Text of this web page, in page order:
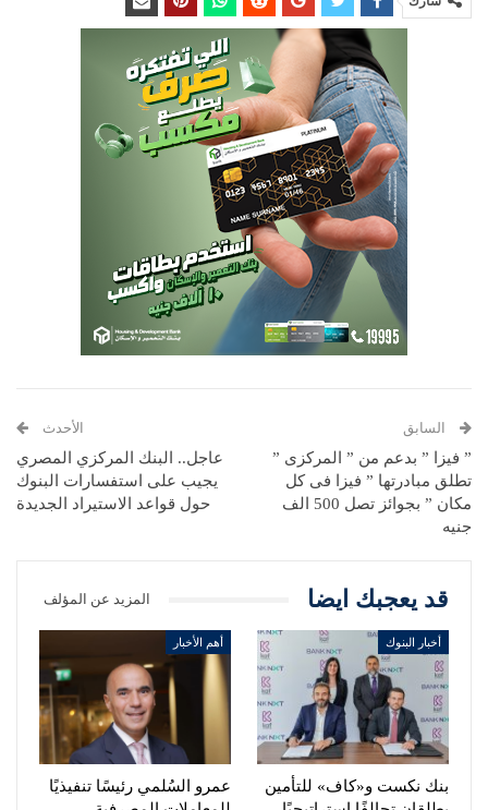
السابق
” فيزا ” بدعم من ” المركزى ”
تطلق مبادرتها ” فيزا فى كل
مكان ” بجوائز تصل 500 الف
جنيه
الأحدث
عاجل.. البنك المركزي المصري
يجيب على استفسارات البنوك
حول قواعد الاستيراد الجديدة
قد يعجبك ايضا المزيد عن المؤلف
أخبار البنوك
بنك نكست و«كاف» للتأمين
أهم الأخبار
عمرو السُلمي رئيسًا تنفيذيًا